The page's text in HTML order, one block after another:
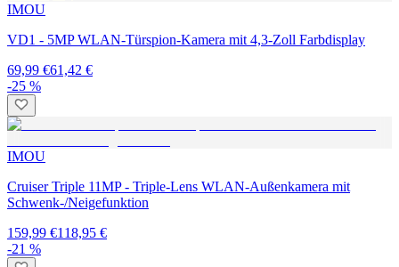
IMOU
VD1 - 5MP WLAN-Türspion-Kamera mit 4,3-Zoll Farbdisplay
69,99 €61,42 €
-25 %
IMOU
Cruiser Triple 11MP - Triple-Lens WLAN-Außenkamera mit
Schwenk-/Neigefunktion
159,99 €118,95 €
-21 %